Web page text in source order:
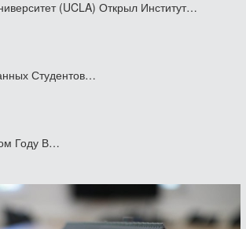
(UCLA) Открыл Институт…
Студентов…
Году В…